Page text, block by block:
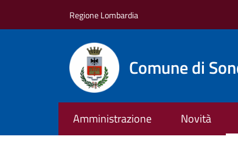
Regione Lombardia
Comune di
Amministrazione Novità